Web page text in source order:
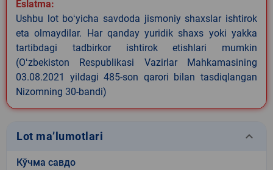
Eslatma:
Ushbu lot boʻyicha savdoda jismoniy shaxslar ishtirok
eta olmaydilar. Har qanday yuridik shaxs yoki yakka
tartibdagi tadbirkor ishtirok etishlari mumkin
(Oʻzbekiston Respublikasi Vazirlar Mahkamasining
03.08.2021 yildagi 485-son qarori bilan tasdiqlangan
Nizomning 30-bandi)
Lot ma’lumotlari keyboard_arrow_down
Кўчма савдо